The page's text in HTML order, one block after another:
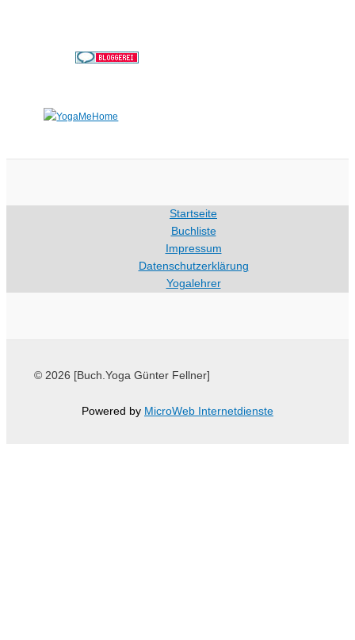
Startseite
Buchliste
Impressum
Datenschutzerklärung
Yogalehrer
© 2026 [Buch.Yoga Günter Fellner]
Powered by MicroWeb Internetdienste